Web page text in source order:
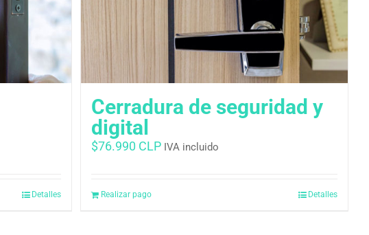
Detalles
Cerradura de seguridad y
digital
$76.990 CLP IVA incluido
Realizar pago Detalles